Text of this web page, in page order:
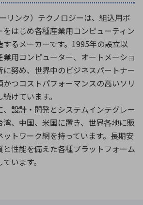
リンク）テクノロジーは、組込用ボ
はじめ各種産業用コンピューティン
るメーカーです。1995年の設立以
用コンピューター、オートメーショ
に努め、世界中のビジネスパートナー
つコストパフォーマンスの高いソリ
けています。
設計・開発とシステムインテグレー
湾、中国、米国に置き、世界各地に販
トワーク網を持っています。長期安
性能を備えた各種プラットフォーム
います。